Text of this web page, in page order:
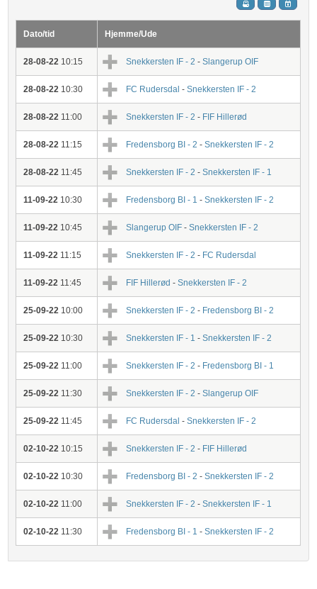
Dato/tid Hjemme/Ude
28-08-22 10:15 Snekkersten IF - 2 -Slangerup OIF
28-08-22 10:30 FC Rudersdal -Snekkersten IF - 2
28-08-22 11:00 Snekkersten IF - 2 - FIF Hillerød
28-08-22 11:15 Fredensborg BI - 2 -Snekkersten IF - 2
28-08-22 11:45 Snekkersten IF - 2 -Snekkersten IF - 1
11-09-22 10:30 Fredensborg BI - 1 -Snekkersten IF - 2
11-09-22 10:45 Slangerup OIF -Snekkersten IF - 2
11-09-22 11:15 Snekkersten IF - 2 - FC Rudersdal
11-09-22 11:45 FIF Hillerød -Snekkersten IF - 2
25-09-22 10:00 Snekkersten IF - 2 - Fredensborg BI - 2
25-09-22 10:30 Snekkersten IF - 1 -Snekkersten IF - 2
25-09-22 11:00 Snekkersten IF - 2 - Fredensborg BI - 1
25-09-22 11:30 Snekkersten IF - 2 -Slangerup OIF
25-09-22 11:45 FC Rudersdal -Snekkersten IF - 2
02-10-22 10:15 Snekkersten IF - 2 - FIF Hillerød
02-10-22 10:30 Fredensborg BI - 2 -Snekkersten IF - 2
02-10-22 11:00 Snekkersten IF - 2 -Snekkersten IF - 1
02-10-22 11:30 Fredensborg BI - 1 -Snekkersten IF - 2